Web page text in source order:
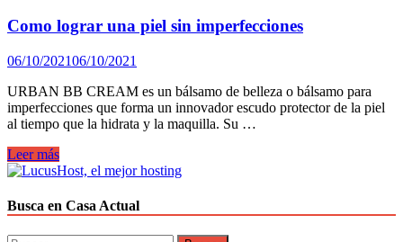
facial
si
no
he
cumplido
los
30?
Como lograr una piel sin imperfecciones
06/10/202106/10/2021
URBAN BB CREAM es un bálsamo de belleza o bálsamo para
imperfecciones que forma un innovador escudo protector de la piel
al tiempo que la hidrata y la maquilla. Su …
Como
lograr
piel
sin
imperfecciones
Leer más
Busca en Casa Actual